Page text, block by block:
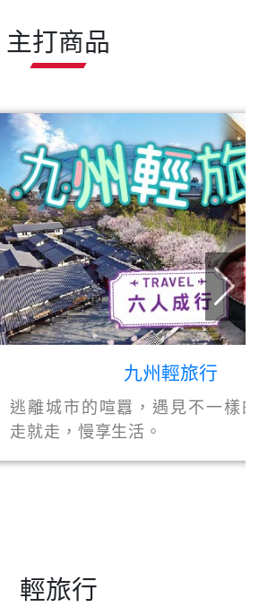
主打商品
九州輕旅行
喧囂，遇見不一樣的風景，說
慢享生活。
輕旅行